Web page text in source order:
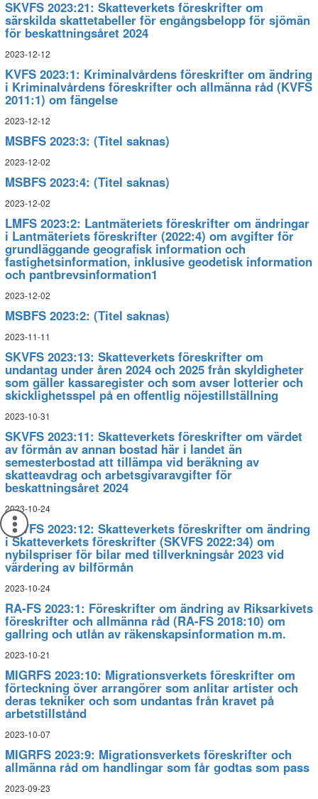
SKVFS 2023:21: Skatteverkets föreskrifter om
särskilda skattetabeller för engångsbelopp för sjömän
för beskattningsåret 2024
2023-12-12
KVFS 2023:1: Kriminalvårdens föreskrifter om ändring
i Kriminalvårdens föreskrifter och allmänna råd (KVFS
2011:1) om fängelse
2023-12-12
MSBFS 2023:3: (Titel saknas)
2023-12-02
MSBFS 2023:4: (Titel saknas)
2023-12-02
LMFS 2023:2: Lantmäteriets föreskrifter om ändringar
i Lantmäteriets föreskrifter (2022:4) om avgifter för
grundläggande geografisk information och
fastighetsinformation, inklusive geodetisk information
och pantbrevsinformation1
2023-12-02
MSBFS 2023:2: (Titel saknas)
2023-11-11
SKVFS 2023:13: Skatteverkets föreskrifter om
undantag under åren 2024 och 2025 från skyldigheter
som gäller kassaregister och som avser lotterier och
skicklighetsspel på en offentlig nöjestillställning
2023-10-31
SKVFS 2023:11: Skatteverkets föreskrifter om värdet
av förmån av annan bostad här i landet än
semesterbostad att tillämpa vid beräkning av
skatteavdrag och arbetsgivaravgifter för
beskattningsåret 2024
2023-10-24
SKVFS 2023:12: Skatteverkets föreskrifter om ändring
i Skatteverkets föreskrifter (SKVFS 2022:34) om
nybilspriser för bilar med tillverkningsår 2023 vid
värdering av bilförmån
2023-10-24
RA-FS 2023:1: Föreskrifter om ändring av Riksarkivets
föreskrifter och allmänna råd (RA-FS 2018:10) om
gallring och utlån av räkenskapsinformation m.m.
2023-10-21
MIGRFS 2023:10: Migrationsverkets föreskrifter om
förteckning över arrangörer som anlitar artister och
deras tekniker och som undantas från kravet på
arbetstillstånd
2023-10-07
MIGRFS 2023:9: Migrationsverkets föreskrifter och
allmänna råd om handlingar som får godtas som pass
2023-09-23